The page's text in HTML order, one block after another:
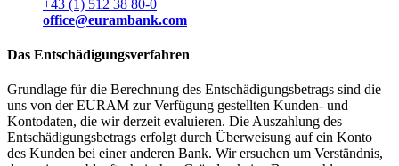
+43 (1) 512 38 80-0
office@eurambank.com
Das Entschädigungsverfahren
Grundlage für die Berechnung des Entschädigungsbetrags sind die
uns von der EURAM zur Verfügung gestellten Kunden- und
Kontodaten, die wir derzeit evaluieren. Die Auszahlung des
Entschädigungsbetrags erfolgt durch Überweisung auf ein Konto
des Kunden bei einer anderen Bank. Wir ersuchen um Verständnis,